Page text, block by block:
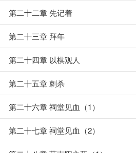
第二十二章 先记着
第二十三章 拜年
第二十四章 以棋观人
第二十五章 刺杀
第二十六章 祠堂见血（1）
第二十七章 祠堂见血（2）